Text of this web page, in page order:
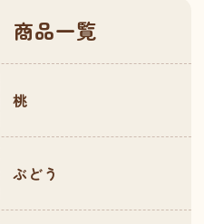
商品一覧
桃
ぶどう